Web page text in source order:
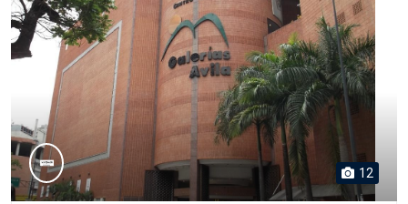
12